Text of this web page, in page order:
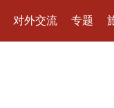
对外交流 专题